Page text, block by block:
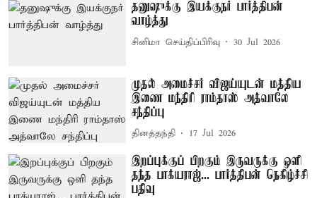
தனுஷுக்கு இயக்குநர் பார்த்திபன்
வாழ்த்து
சினிமா செய்திப்பிரிவு 30 Jul 2026
முதல் அமைச்சர் விஜய்யுடன் மத்திய
இணை மந்திரி ராம்தாஸ் அத்வாலே
சந்திப்பு
தினத்தந்தி 17 Jul 2026
இறப்புக்குப் பிறகும் இருவருக்கு ஒளி
தந்த பாக்யராஜ்... பார்த்திபன் நெகிழ்ச்சி
பதிவு